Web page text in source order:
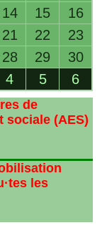
14 15
16
21 22
23
28 29
30
4 5 6
de
sociale (AES)
·tes les